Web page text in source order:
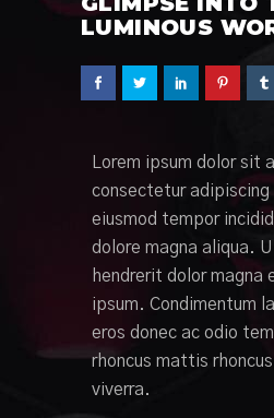
LUMINOUS
Lorem ipsum dolor sit
consectetur
eiusmod tempor
dolore magna aliqua.
hendrerit dolor magna
ipsum. Condimentum
eros donec ac odio
rhoncus mattis rhoncus
viverra.